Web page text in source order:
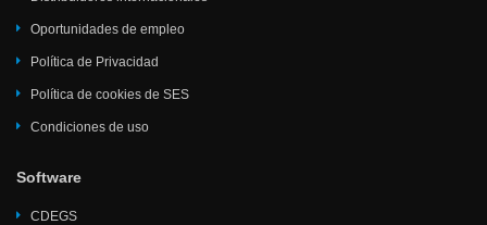
Oportunidades de empleo
Política de Privacidad
Política de cookies de SES
Condiciones de uso
Software
CDEGS